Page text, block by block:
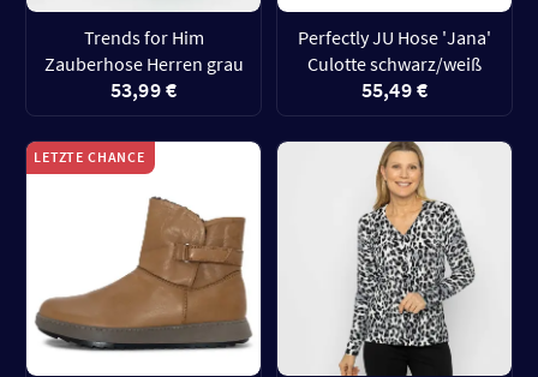
Trends for Him
Zauberhose Herren grau
53,99 €
Perfectly JU Hose 'Jana'
Culotte schwarz/weiß
55,49 €
LETZTE CHANCE